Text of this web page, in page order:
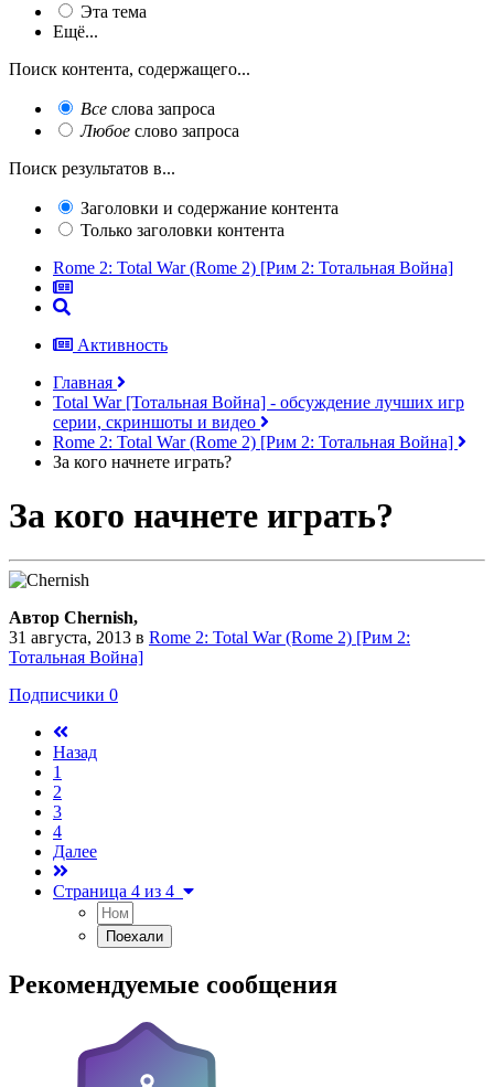
Эта тема
Ещё...
Поиск контента, содержащего...
Все слова запроса
Любое слово запроса
Поиск результатов в...
Заголовки и содержание контента
Только заголовки контента
Rome 2: Total War (Rome 2) [Рим 2: Тотальная Война]
Активность
Главная
Total War [Тотальная Война] - обсуждение лучших игр
серии, скриншоты и видео
Rome 2: Total War (Rome 2) [Рим 2: Тотальная Война]
За кого начнете играть?
За кого начнете играть?
Автор Chernish,
31 августа, 2013 в Rome 2: Total War (Rome 2) [Рим 2:
Тотальная Война]
Подписчики 0
Назад
1
2
3
4
Далее
Страница 4 из 4
Рекомендуемые сообщения